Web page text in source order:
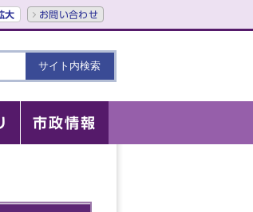
大 お問い合わせ
市政情報